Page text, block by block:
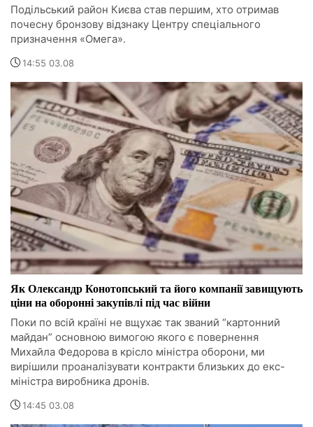
Подільський район Києва став першим, хто отримав
почесну бронзову відзнаку Центру спеціального
призначення «Омега».
14:55 03.08
Як Олександр Конотопський та його компанії завищують
ціни на оборонні закупівлі під час війни
Поки по всій країні не вщухає так званий “картонний
майдан” основною вимогою якого є повернення
Михайла Федорова в крісло міністра оборони, ми
вирішили проаналізувати контракти близьких до екс-
міністра виробника дронів.
14:45 03.08